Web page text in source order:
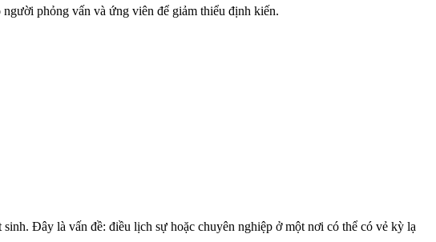
phỏng vấn và ứng viên để giảm thiểu định kiến.
Đây là vấn đề: điều lịch sự hoặc chuyên nghiệp ở một nơi có thể có vẻ kỳ lạ